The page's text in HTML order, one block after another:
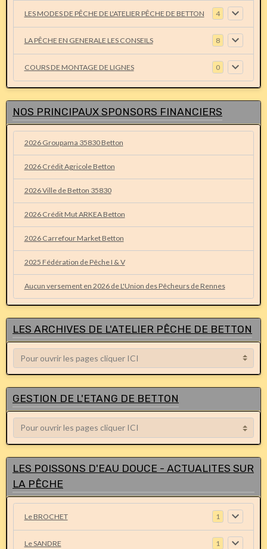
LES MODES DE PÊCHE DE L'ATELIER PÊCHE DE BETTON 4
LA PÊCHE EN GENERALE LES CONSEILS 8
COURS DE MONTAGE DE LIGNES 0
NOS PRINCIPAUX SPONSORS FINANCIERS
2026 Groupama 35830 Betton
2026 Crédit Agricole Betton
2026 Ville de Betton 35830
2026 Crédit Mut ARKEA Betton
2026 Carrefour Market Betton
2025 Fédération de Pêche I & V
Aucun versement en 2026 de L'Union des Pêcheurs de Rennes
LES ARCHIVES DE L'ATELIER PÊCHE DE BETTON
GESTION DE L'ETANG DE BETTON
LES POISSONS D'EAU DOUCE - ACTUALITES SUR
LA PÊCHE
Le BROCHET 1
Le SANDRE 1